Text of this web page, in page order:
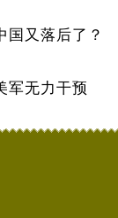
国又落后了？
军无力干预